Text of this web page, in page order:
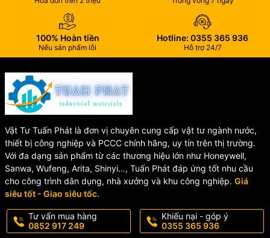
📍 Ứng Dụng Của Tê Gang
Lọc Rác
Sản phẩm được ứng dụng rộng rãi trong nhiều hệ thống như:
🚰 Hệ thống cấp thoát nước
🏭 Nhà máy công nghiệp
♻️ Hệ thống xử lý nước thải
🔥 Hệ thống PCCC
🧪 Đường ống hóa chất và chất lỏng công nghiệp
📈 Vì Sao Nên Chọn Tê Lọc
Rác Gang Mặt Bích?
✔️ Độ bền cao, chịu áp lực tốt
100% Hoàn tiền
Nếu sản phẩm lỗi
Hotline: 0355 365 936
Hỗ trợ 24/7
Vật Tư Tuấn Phát là đơn vị chuyên cung cấp vật tư ngành nước,
thiết bị công nghiệp và PCCC chính hãng, uy tín trên thị trường.
Với đa dạng sản phẩm từ các thương hiệu lớn như Honeywell,
Sanwa, Wufeng, Arita, Shinyi…, Tuấn Phát đáp ứng tốt nhu cầu
cho công trình dân dụng, nhà xưởng và khu công nghiệp. Giá
siêu tốt - Giao siêu tốc.
Tư vấn mua hàng
0852 917 249
Khiếu nại - góp ý
0355 365 936